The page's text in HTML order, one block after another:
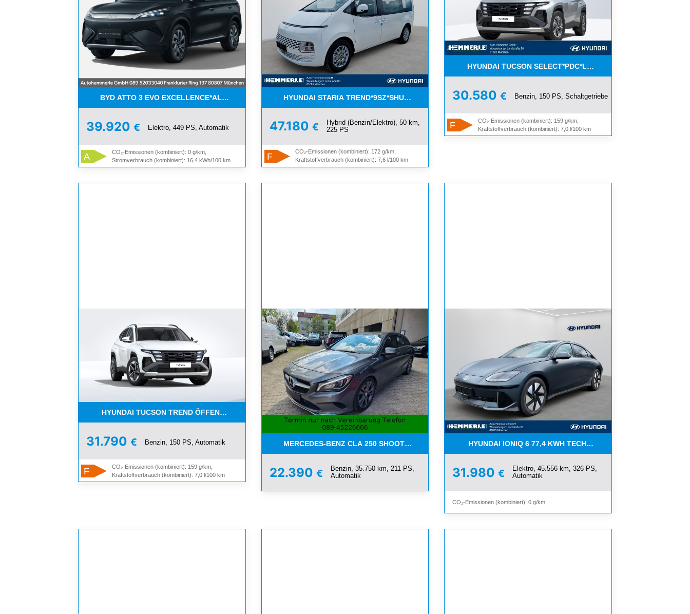
BYD ATTO 3 EVO EXCELLENCE*ALLE FARBEN*BIS 6000€BONUS
39.920 € Elektro, 449 PS, Automatik
A
CO₂-Emissionen (kombiniert): 0 g/km,
Stromverbrauch (kombiniert): 16,4 kWh/100 km
HYUNDAI STARIA TREND*9SZ*SHUTTLE+PARK+EASYACCS.
47.180 €
Hybrid (Benzin/Elektro), 50 km,
225 PS
F
CO₂-Emissionen (kombiniert): 172 g/km,
Kraftstoffverbrauch (kombiniert): 7,6 l/100 km
HYUNDAI TUCSON SELECT*PDC*LED*NAVI*HAMMERPREIS!
30.580€ Benzin, 150 PS, Schaltgetriebe
F
CO₂-Emissionen (kombiniert): 159 g/km,
Kraftstoffverbrauch (kombiniert): 7,0 l/100 km
HYUNDAI TUCSON TREND ÖFFENTLICHER DIENST+MEDIZINSEKTOR
31.790 € Benzin, 150 PS, Automatik
F
CO₂-Emissionen (kombiniert): 159 g/km,
Kraftstoffverbrauch (kombiniert): 7,0 l/100 km
MERCEDES-BENZ CLA 250 SHOOTING BRAKE 4MATIC*AUTOMATIK*NAVI*LED
22.390 €
Benzin, 35.750 km, 211 PS,
Automatik
31.980€
Elektro, 45.556 km, 326 PS,
Automatik
CO₂-Emissionen (kombiniert): 0 g/km